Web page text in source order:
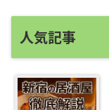
人気記事